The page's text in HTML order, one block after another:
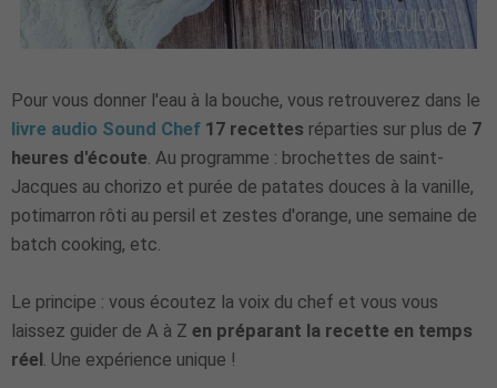
Pour vous donner l'eau à la bouche, vous retrouverez dans le
livre audio Sound Chef 17 recettes réparties sur plus de 7
heures d'écoute. Au programme : brochettes de saint-
Jacques au chorizo et purée de patates douces à la vanille,
potimarron rôti au persil et zestes d'orange, une semaine de
batch cooking, etc.
Le principe : vous écoutez la voix du chef et vous vous
laissez guider de A à Z en préparant la recette en temps
réel. Une expérience unique !